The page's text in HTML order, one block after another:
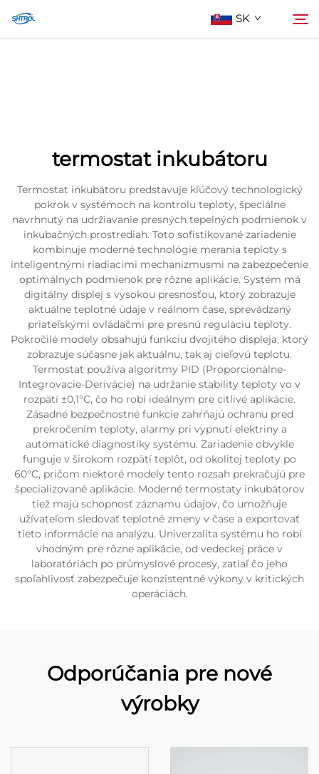
SK
termostat inkubátoru
Termostat inkubátoru predstavuje kľúčový technologický
pokrok v systémoch na kontrolu teploty, špeciálne
navrhnutý na udržiavanie presných tepelných podmienok v
inkubačných prostrediah. Toto sofistikované zariadenie
kombinuje moderné technológie merania teploty s
inteligentnými riadiacimi mechanizmusmi na zabezpečenie
optimálnych podmienok pre rôzne aplikácie. Systém má
digitálny displej s vysokou presnosťou, ktorý zobrazuje
aktuálne teplotné údaje v reálnom čase, sprevádzaný
priateľskými ovládačmi pre presnú reguláciu teploty.
Pokročilé modely obsahujú funkciu dvojitého displeja, ktorý
zobrazuje súčasne jak aktuálnu, tak aj cieľovú teplotu.
Termostat používa algoritmy PID (Proporcionálne-
Integrovacie-Derivácie) na udržanie stability teploty vo v
rozpätí ±0,1°C, čo ho robí ideálnym pre citlivé aplikácie.
Zásadné bezpečnostné funkcie zahŕňajú ochranu pred
prekročením teploty, alarmy pri vypnutí elektriny a
automatické diagnostiky systému. Zariadenie obvykle
funguje v širokom rozpätí teplôt, od okolitej teploty po
60°C, pričom niektoré modely tento rozsah prekračujú pre
špecializované aplikácie. Moderné termostaty inkubátorov
tiež majú schopnosť záznamu údajov, čo umožňuje
užívateľom sledovať teplotné zmeny v čase a exportovať
tieto informácie na analýzu. Univerzalita systému ho robí
vhodným pre rôzne aplikácie, od vedeckej práce v
laboratóriách po průmyslové procesy, zatiaľ čo jeho
spoľahlivosť zabezpečuje konzistentné výkony v kritických
operáciách.
Odporúčania pre nové
výrobky